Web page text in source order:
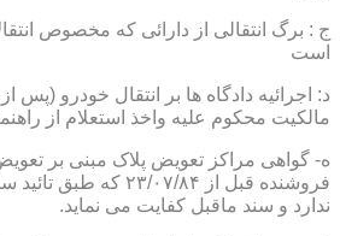
ج : برگ انتقالی از دارائی که مخصوص
است
د: اجرائیه دادگاه ها بر انتقال خودرو (پس
مالکیت محکوم علیه واخذ استعلام از
ه- گواهی مراکز تعویض پلاک مبنی بر
فروشنده قبل از ۲۳/۰۷/۸۴
ندارد و سند ماقبل کفایت می نماید.